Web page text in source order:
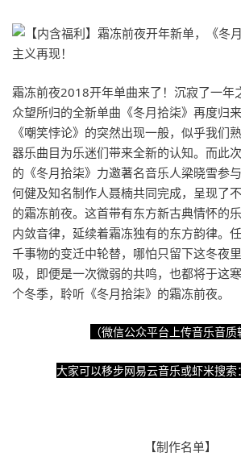
霜冻前夜2018开年单曲来了！沉寂了一年
众望所归的全新单曲《冬月拾柒》再度归
《嘲笑悖论》的突然出现一般，似乎我们
器乐曲目为乐迷们带来全新的认知。而此
的《冬月拾柒》力邀著名音乐人梁晓雪参
何健及知名制作人聂楠共同完成，呈现了
的霜冻前夜。这首带有东方新古典情怀的
内敛音律，延续着霜冻独有的东方韵律。
千事物的变迁中轮替，哪怕只留下这冬夜
吸，即便是一次微弱的共鸣，也都将于这
个冬季，聆听《冬月拾柒》的霜冻前夜。
（微信公众平台上传音乐音质
大家可以移步网易云音乐或虾米搜索
【制作名单】